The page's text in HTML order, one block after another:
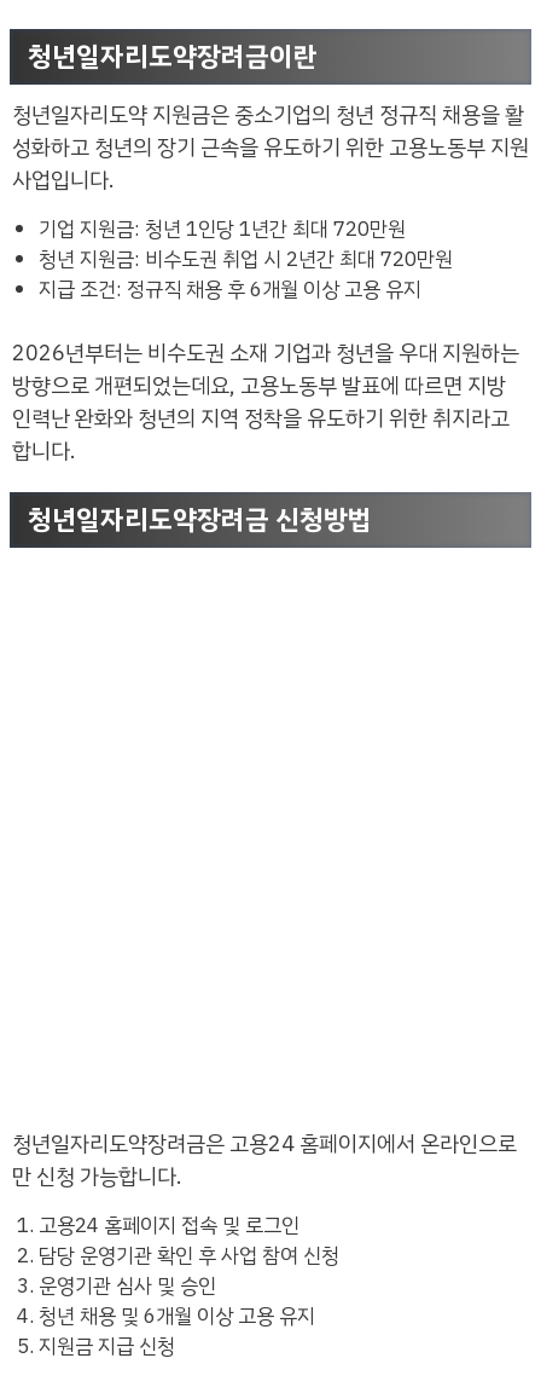
청년일자리도약장려금이란
청년일자리도약 지원금은 중소기업의 청년 정규직 채용을 활
성화하고 청년의 장기 근속을 유도하기 위한 고용노동부 지원
사업입니다.
기업 지원금: 청년 1인당 1년간 최대 720만원
청년 지원금: 비수도권 취업 시 2년간 최대 720만원
지급 조건: 정규직 채용 후 6개월 이상 고용 유지
2026년부터는 비수도권 소재 기업과 청년을 우대 지원하는
방향으로 개편되었는데요, 고용노동부 발표에 따르면 지방
인력난 완화와 청년의 지역 정착을 유도하기 위한 취지라고
합니다.
청년일자리도약장려금 신청방법
청년일자리도약장려금은 고용24 홈페이지에서 온라인으로
만 신청 가능합니다.
고용24 홈페이지 접속 및 로그인
담당 운영기관 확인 후 사업 참여 신청
운영기관 심사 및 승인
청년 채용 및 6개월 이상 고용 유지
지원금 지급 신청